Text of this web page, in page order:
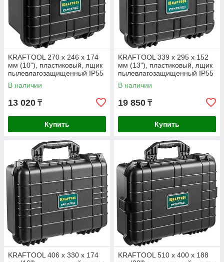
KRAFTOOL 270 х 246 х 174
мм (10"), пластиковый, ящик
пылевлагозащищенный IP55
PANZER 38251-10
В наличии
13 020 ₸
Купить
KRAFTOOL 339 х 295 х 152
мм (13"), пластиковый, ящик
пылевлагозащищенный IP55
PANZER 38251-13
В наличии
19 850 ₸
Купить
KRAFTOOL 406 х 330 х 174
KRAFTOOL 510 х 400 х 188